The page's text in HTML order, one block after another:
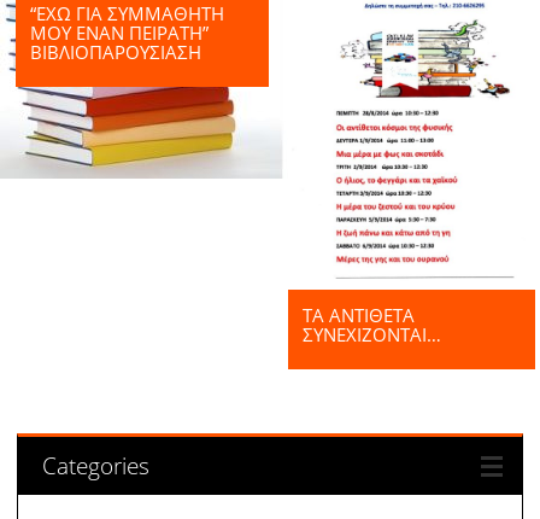
“ΕΧΩ ΓΙΑ ΣΥΜΜΑΘΗΤΗ
ΜΟΥ ΕΝΑΝ ΠΕΙΡΑΤΗ”
ΒΙΒΛΙΟΠΑΡΟΥΣΊΑΣΗ
ΤΑ ΑΝΤΙΘΕΤΑ
ΣΥΝΕΧΙΖΟΝΤΑΙ…
Categories